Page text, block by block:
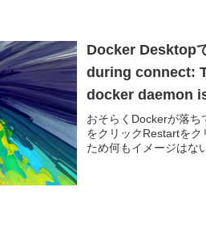
Docker Desktop
during connect:
docker daemon
時の対処法
おそらくDockerが落
をクリックRestartを
ため何もイメージはな